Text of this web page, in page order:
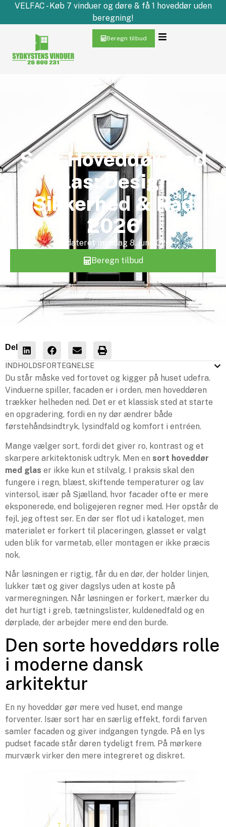
VELFAC - Køb 7 vinduer og døre & få 1 hoveddør uden
beregning!
Beregn tilbud
Sort Hoveddør Med
Glas: Design,
Sikkerhed & Råd
2026
Opdateret mandag 8. jun 2026
Beregn tilbud
Del
INDHOLDSFORTEGNELSE
Du står måske ved fortovet og kigger på huset udefra.
Vinduerne spiller, facaden er i orden, men hoveddøren
trækker helheden ned. Det er et klassisk sted at starte
en opgradering, fordi en ny dør ændrer både
førstehåndsindtryk, lysindfald og komfort i entréen.
Mange vælger sort, fordi det giver ro, kontrast og et
skarpere arkitektonisk udtryk. Men en sort hoveddør
med glas er ikke kun et stilvalg. I praksis skal den
fungere i regn, blæst, skiftende temperaturer og lav
vintersol, især på Sjælland, hvor facader ofte er mere
eksponerede, end boligejeren regner med. Her opstår de
fejl, jeg oftest ser. En dør ser flot ud i kataloget, men
materialet er forkert til placeringen, glasset er valgt
uden blik for varmetab, eller montagen er ikke præcis
nok.
Når løsningen er rigtig, får du en dør, der holder linjen,
lukker tæt og giver dagslys uden at koste på
varmeregningen. Når løsningen er forkert, mærker du
det hurtigt i greb, tætningslister, kuldenedfald og en
dørplade, der arbejder mere end den burde.
Den sorte hoveddørs rolle
i moderne dansk
arkitektur
En ny hoveddør gør mere ved huset, end mange
forventer. Især sort har en særlig effekt, fordi farven
samler facaden og giver indgangen tyngde. På en lys
pudset facade står døren tydeligt frem. På mørkere
murværk virker den mere integreret og diskret.